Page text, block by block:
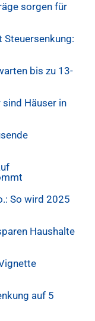
sorgen für
bis zu 13-
sind Häuser in
So wird 2025
Haushalte
auf 5